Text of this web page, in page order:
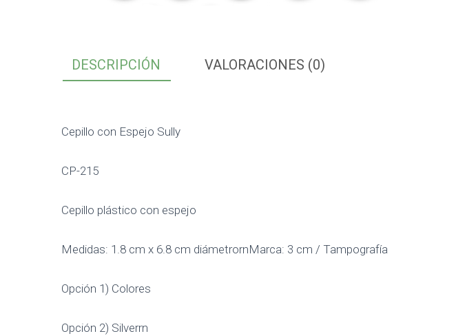
DESCRIPCIÓN VALORACIONES (0)
Cepillo con Espejo Sully
CP-215
Cepillo plástico con espejo
Medidas: 1.8 cm x 6.8 cm diámetrornMarca: 3 cm / Tampografía
Opción 1) Colores
Opción 2) Silverrn